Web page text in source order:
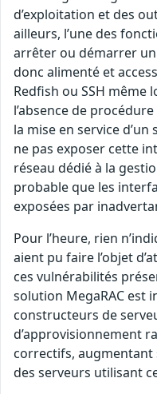
d’exploitation et des
ailleurs, l’une des
arrêter ou démarrer
donc alimenté et
Redfish ou SSH même
l’absence de
la mise en service
ne pas exposer cette
réseau dédié à la
probable que les
exposées par
Pour l’heure, rien
aient pu faire l’objet
ces vulnérabilités
solution MegaRAC est
constructeurs de
d’approvisionnement
correctifs, augmentant
des serveurs utilisant